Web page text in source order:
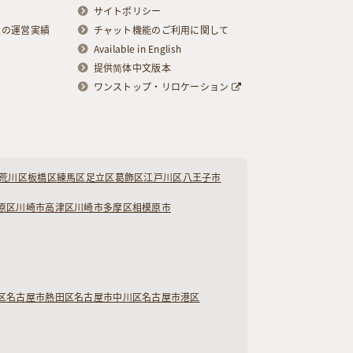
運営実績
サイトポリシー
チャット機能のご利用に関して
Available in English
提供简体中文版本
ワンストップ・リロケーション
川区板橋区練馬区足立区葛飾区江戸川区八王子市
区川崎市高津区川崎市多摩区相模原市
名古屋市熱田区名古屋市中川区名古屋市港区